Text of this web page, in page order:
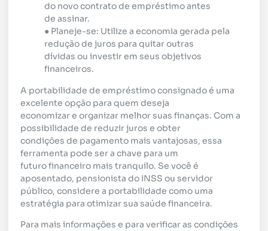
do novo contrato de empréstimo antes
de assinar.
● Planeje-se: Utilize a economia gerada pela
redução de juros para quitar outras
dívidas ou investir em seus objetivos
financeiros.
A portabilidade de empréstimo consignado é uma
excelente opção para quem deseja
economizar e organizar melhor suas finanças. Com a
possibilidade de reduzir juros e obter
condições de pagamento mais vantajosas, essa
ferramenta pode ser a chave para um
futuro financeiro mais tranquilo. Se você é
aposentado, pensionista do INSS ou servidor
público, considere a portabilidade como uma
estratégia para otimizar sua saúde financeira.
Para mais informações e para verificar as condições